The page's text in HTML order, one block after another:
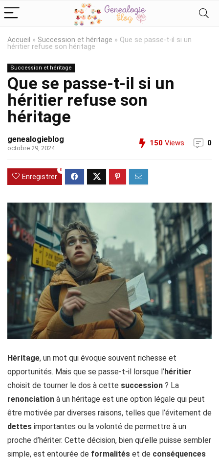
Accueil » Succession et héritage » Que se passe-t-il si un
héritier refuse son héritage
Succession et héritage
Que se passe-t-il si un
héritier refuse son
héritage
genealogieblog
octobre 29, 2024
150 Views 0
Enregistrer
0
Héritage, un mot qui évoque souvent richesse et
opportunités. Mais que se passe-t-il lorsque l’héritier
choisit de tourner le dos à cette succession ? La
renonciation à un héritage est une option légale qui peut
être motivée par diverses raisons, telles que l’évitement de
dettes importantes ou la volonté de permettre à un
proche d’hériter. Cette décision, bien qu’elle puisse sembler
simple, est entourée de formalités et de conséquences